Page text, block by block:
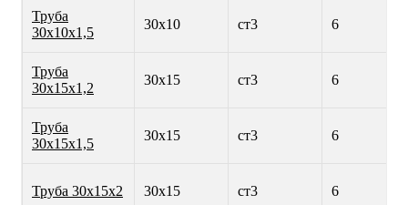
Труба
30х10х1,5
30х10 ст3 6
Труба
30х15х1,2
30х15 ст3 6
Труба
30х15х1,5
30х15 ст3 6
Труба 30х15х2 30х15 ст3 6